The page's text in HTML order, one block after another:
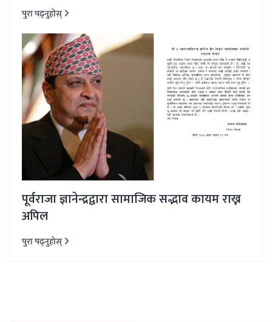
पुरा पढ्नुहोस्
पूर्वराजा ज्ञानेन्द्रद्वारा सामाजिक सद्भाव कायम राख्न
अपिल
पुरा पढ्नुहोस्